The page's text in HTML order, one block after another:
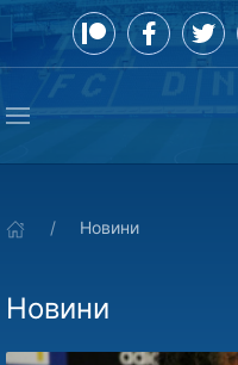
Новини
Новини